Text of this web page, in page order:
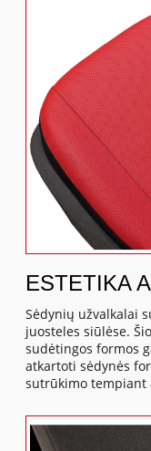
ESTETIKA
Sėdynių užvalkalai
juosteles siūlėse.
sudėtingos formos
atkartoti sėdynės
sutrūkimo tempiant